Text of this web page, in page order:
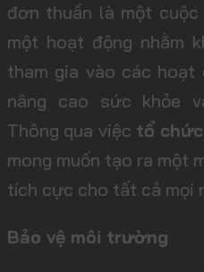
đơn thuần là một
một hoạt động nhằm
tham gia vào các
nâng cao sức khỏe
Thông qua việc tổ
mong muốn tạo ra một
tích cực cho tất cả mọi
Bảo vệ môi trường